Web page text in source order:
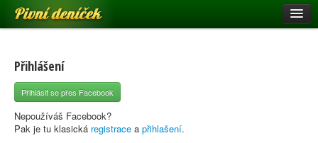
Pivní deníček
Pivní mapa
Pivní značky
Nápověda
Přihlášení
Přihlásit se přes Facebook
Nepoužíváš Facebook?
Pak je tu klasická registrace a přihlašení.